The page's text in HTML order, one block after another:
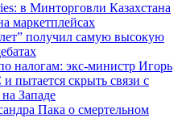
в Минторговли Казахстана
маркетплейсах
получил самую высокую
налогам: экс-министр Игорь
скрыть связи с
Западе
Пака о смертельном